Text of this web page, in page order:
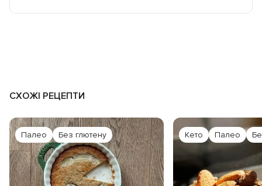
СХОЖІ РЕЦЕПТИ
Палео Без глютену Кето Палео